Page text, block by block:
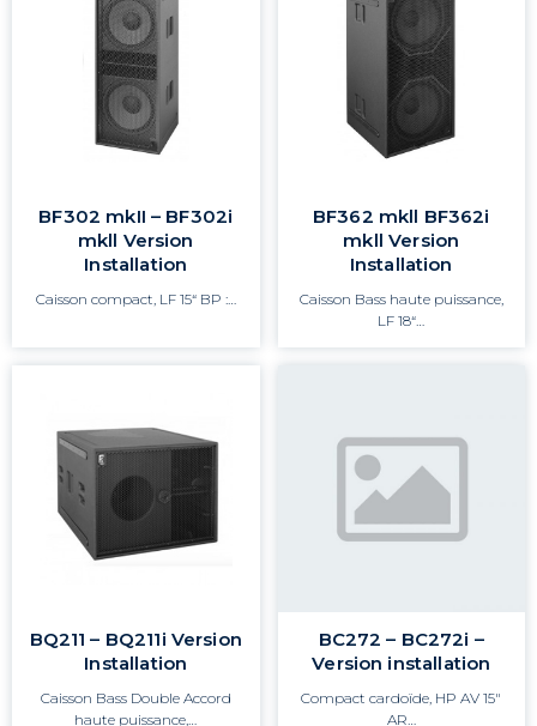
BF302 mkII – BF302i
mkll Version
Installation
Caisson compact, LF 15“ BP :…
BF362 mkll BF362i
mkll Version
Installation
Caisson Bass haute puissance,
LF 18“…
BQ211 – BQ211i Version
Installation
Caisson Bass Double Accord
haute puissance,…
BC272 – BC272i –
Version installation
Compact cardoïde, HP AV 15"
AR…